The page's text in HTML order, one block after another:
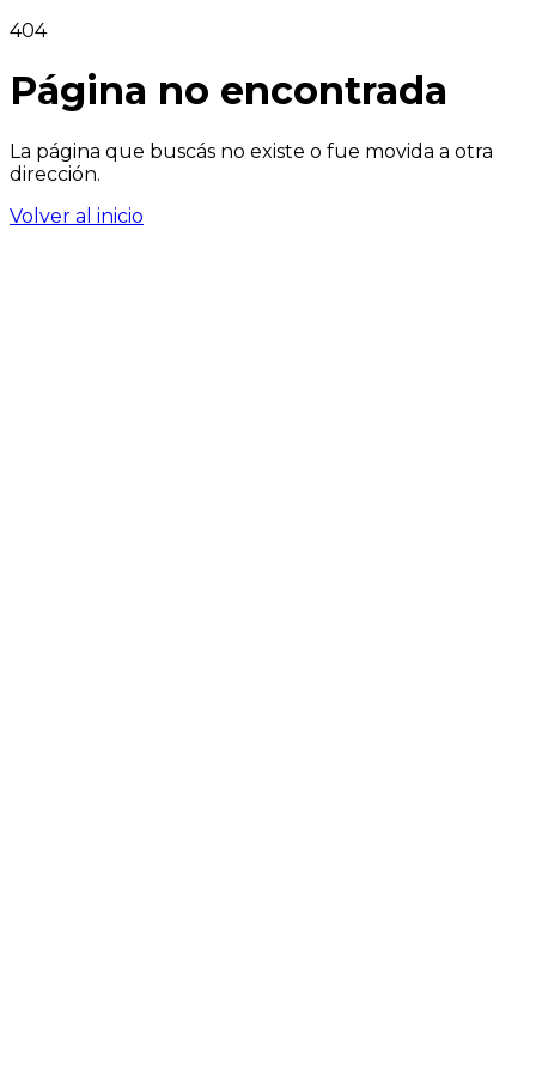
404
Página no encontrada
La página que buscás no existe o fue movida a otra
dirección.
Volver al inicio